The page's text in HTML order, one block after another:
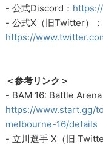
- 公式Discord：
- 公式X（旧Twitter）：
https://
＜参考リンク＞
- BAM 16: Battle
https://www.start.gg/
melbourne-16/details
- 立川選手 X（旧